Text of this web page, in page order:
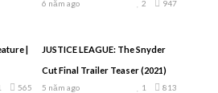
6 năm ago 947
2
|
565
JUSTICE LEAGUE: The Snyder
Cut Final Trailer Teaser (2021)
5 năm ago 813
1